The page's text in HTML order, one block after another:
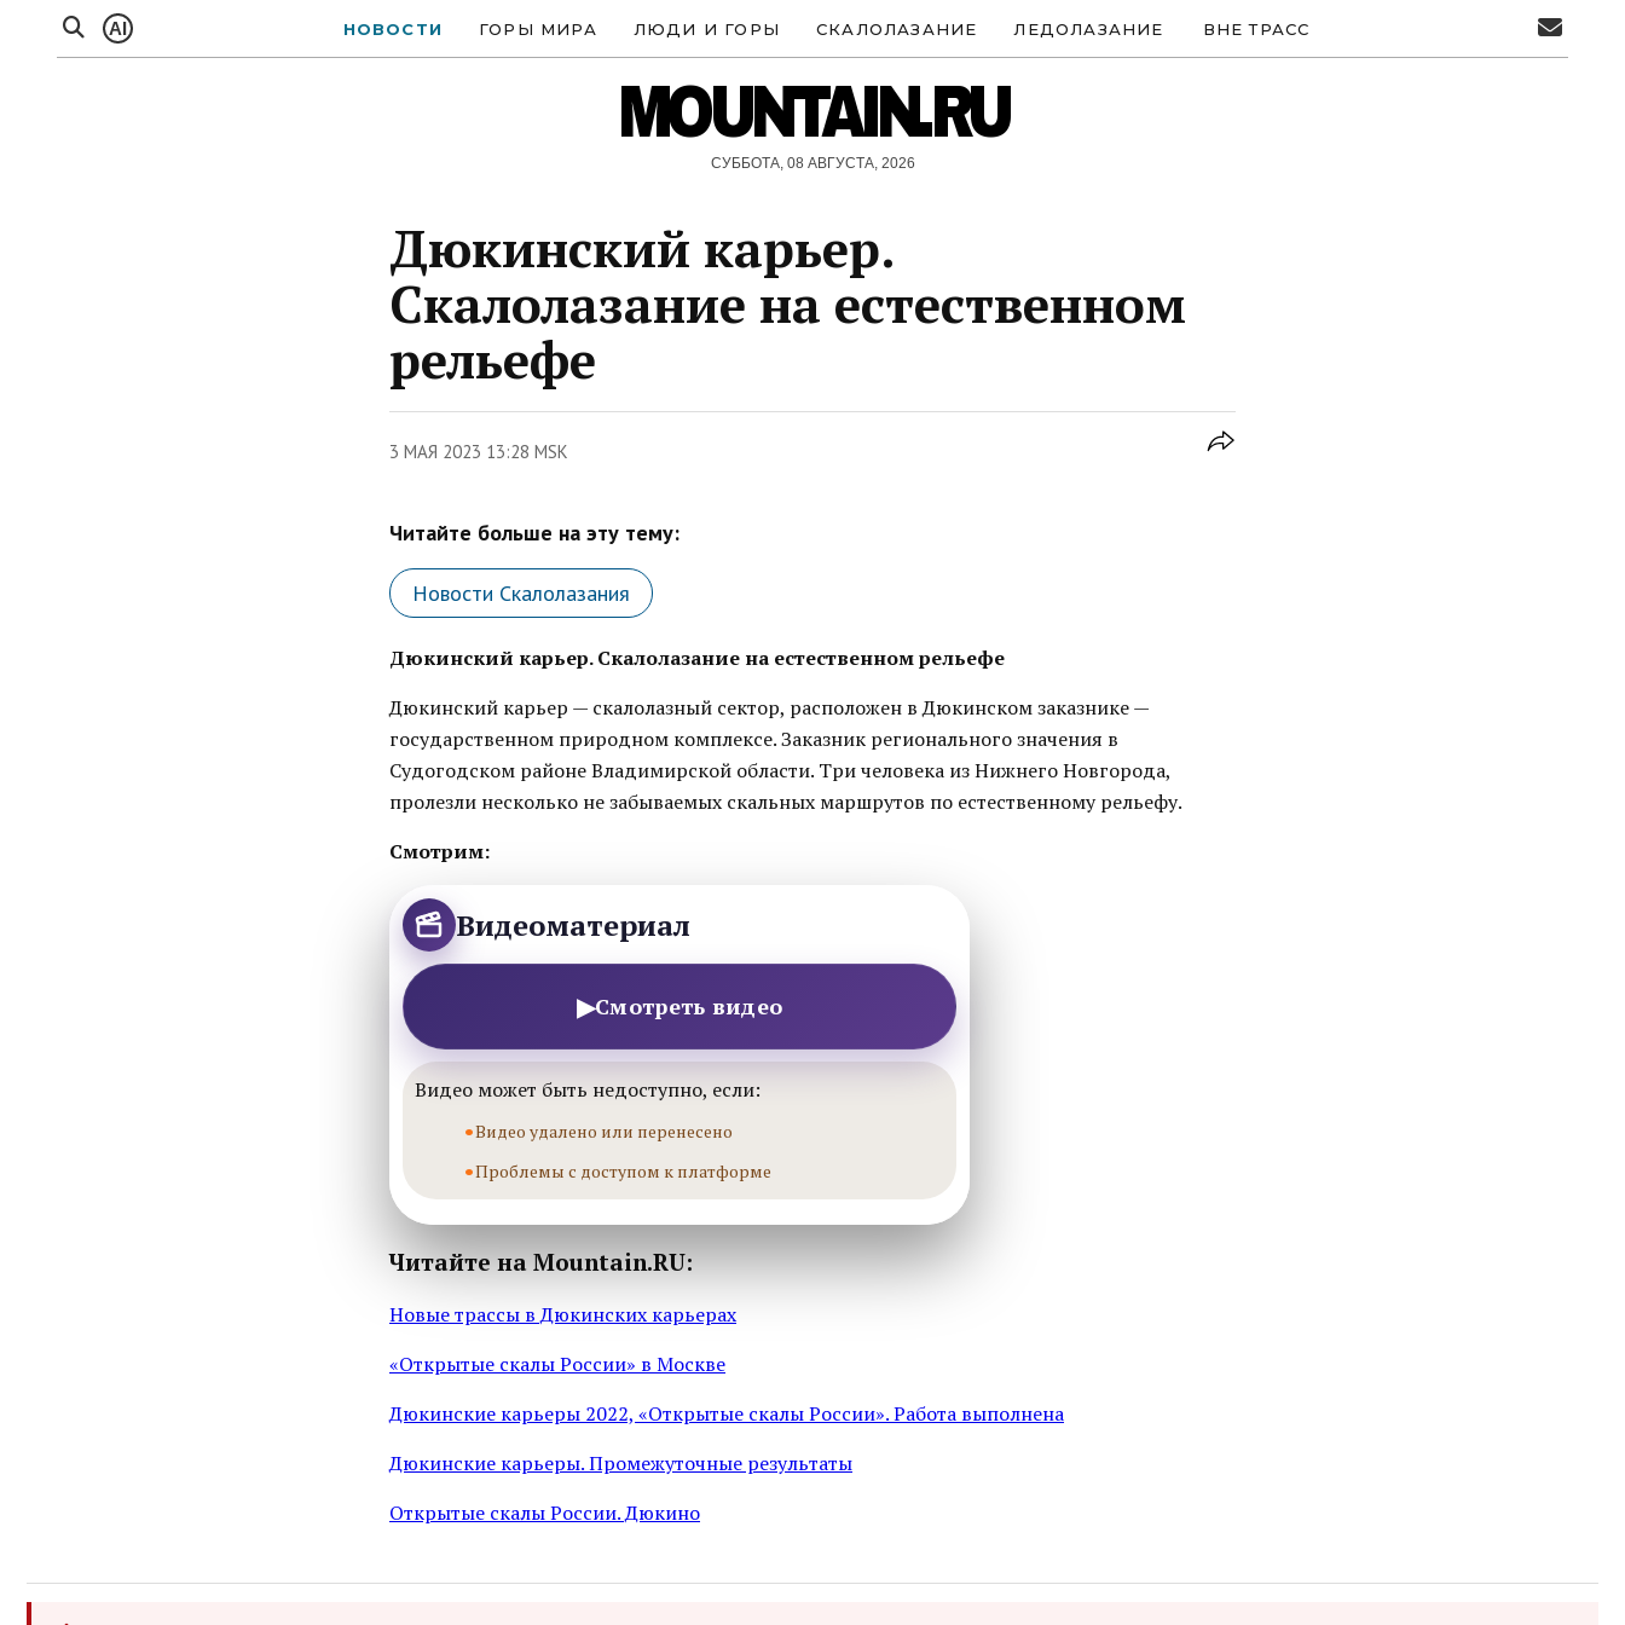
AI НОВОСТИ ГОРЫ МИРА ЛЮДИ И ГОРЫ СКАЛОЛАЗАНИЕ ЛЕДОЛАЗАНИЕ ВНЕ ТРАСС
MOUNTAIN.RU
СУББОТА, 08 АВГУСТА, 2026
Дюкинский карьер.
Скалолазание на естественном
рельефе
3 МАЯ 2023 13:28 MSK
Читайте больше на эту тему:
Новости Скалолазания
Дюкинский карьер. Скалолазание на естественном рельефе
Дюкинский карьер — скалолазный сектор, расположен в Дюкинском заказнике —
государственном природном комплексе. Заказник регионального значения в
Судогодском районе Владимирской области. Три человека из Нижнего Новгорода,
пролезли несколько не забываемых скальных маршрутов по естественному рельефу.
Смотрим:
Видеоматериал
▶Смотреть видео
Видео может быть недоступно, если:
Видео удалено или перенесено
Проблемы с доступом к платформе
Читайте на Mountain.RU:
Новые трассы в Дюкинских карьерах
«Открытые скалы России» в Москве
Дюкинские карьеры 2022, «Открытые скалы России». Работа выполнена
Дюкинские карьеры. Промежуточные результаты
Открытые скалы России. Дюкино